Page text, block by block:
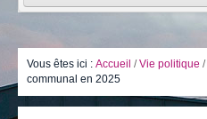
Vie politique
Je vis
Vous êtes ici : Accueil /Vie politique /
communal en 2025